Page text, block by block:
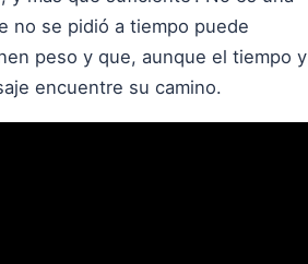
no se pidió a tiempo puede
peso y que, aunque el tiempo y
encuentre su camino.